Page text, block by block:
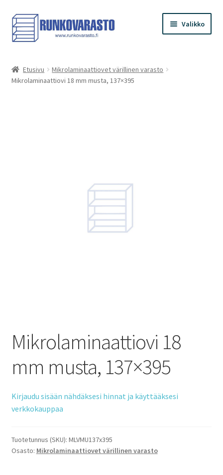
Siirry
navigointiin
Siirry
sisältöön
Valikko
Kauppa
Etusivu
Mikrolaminaattiovet värillinen varasto
Mikrolaminaattiovi 18 mm musta, 137×395
Mikrolaminaattiovi 18
mm musta, 137×395
Kirjaudu sisään nähdäksesi hinnat ja käyttääksesi
verkkokauppaa
Tuotetunnus (SKU): MLVMU137x395
Osasto: Mikrolaminaattiovet värillinen varasto